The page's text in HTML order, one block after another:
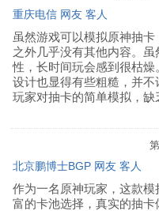
重庆电信 网友 客人
虽然游戏可以模拟原神抽
之外几乎没有其他内容。
性，长时间玩会感到很枯燥
设计也显得有些粗糙，并
玩家对抽卡的简单模拟，缺
北京鹏博士BGP 网友 客人
作为一名原神玩家，这款
富的卡池选择，真实的抽